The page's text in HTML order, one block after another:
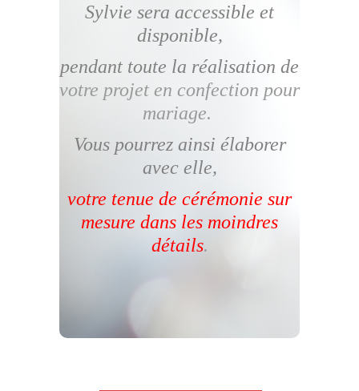
Sylvie sera accessible et
disponible,
pendant toute la réalisation de
votre projet en confection pour
mariage.
Vous pourrez ainsi élaborer
avec elle,
votre tenue de cérémonie sur
mesure dans les moindres
détails.